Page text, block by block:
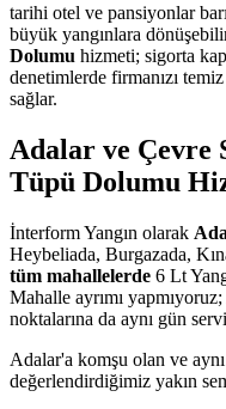
tarihi otel ve pansiyonlar
büyük yangınlara
Dolumu hizmeti; sigorta
denetimlerde firmanızı
sağlar.
Adalar ve Çevre
Tüpü Dolumu
İnterform Yangın olarak
Heybeliada, Burgazada,
tüm mahallelerde 6 Lt
Mahalle ayrımı
noktalarına da aynı gün
Adalar'a komşu olan ve
değerlendirdiğimiz yakın